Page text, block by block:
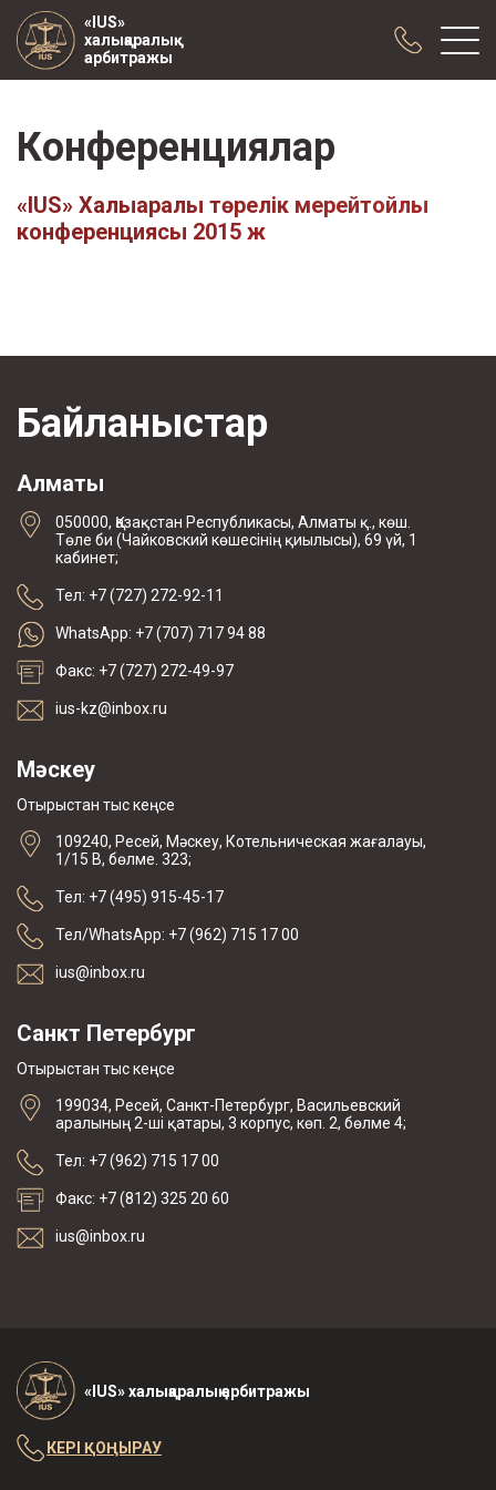
«IUS»
халықаралық
арбитражы
Біз туралы
Жарияланымдар
Ынтымақтастық
Конференциялар
«IUS» Халықаралық төрелік мерейтойлық
конференциясы 2015 ж
Байланыстар
Алматы
050000, Қазақстан Республикасы, Алматы қ., көш.
Төле би (Чайковский көшесінің қиылысы), 69 үй, 1
кабинет;
Тел: +7 (727) 272-92-11
WhatsApp: +7 (707) 717 94 88
Факс: +7 (727) 272-49-97
ius-kz@inbox.ru
Мәскеу
Отырыстан тыс кеңсе
109240, Ресей, Мәскеу, Котельническая жағалауы,
1/15 В, бөлме. 323;
Тел: +7 (495) 915-45-17
Тел/WhatsApp: +7 (962) 715 17 00
ius@inbox.ru
Санкт Петербург
Отырыстан тыс кеңсе
199034, Ресей, Санкт-Петербург, Васильевский
аралының 2-ші қатары, 3 корпус, көп. 2, бөлме 4;
Тел: +7 (962) 715 17 00
Факс: +7 (812) 325 20 60
ius@inbox.ru
«IUS» халықаралық арбитражы
КЕРІ ҚОҢЫРАУ